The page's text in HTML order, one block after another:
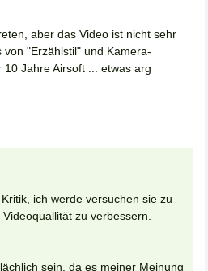
aber das Video ist nicht sehr
von "Erzählstil" und Kamera-
10 Jahre Airsoft ... etwas arg
ich werde versuchen sie zu
zu verbessern.
sein, da es meiner Meinung